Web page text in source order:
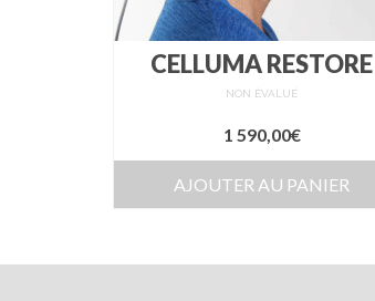
CELLUMA RESTORE
NON ÉVALUÉ
1 590,00€
AJOUTER AU PANIER